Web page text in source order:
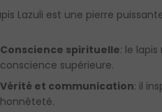
Lazuli est une pierre
Conscience spirituelle: le
conscience supérieure.
Vérité et communication: il
honnêteté.